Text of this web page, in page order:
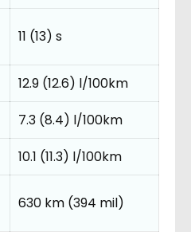
11 (13) s
12.9 (12.6) l/100km
7.3 (8.4) l/100km
10.1 (11.3) l/100km
630 km (394 mil)